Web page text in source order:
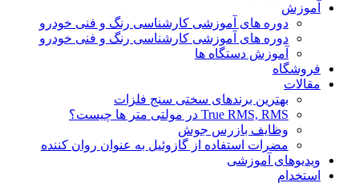
آموزش
دوره های آموزشی کارشناسی رنگ و فنی خودرو
دوره های آموزشی کارشناسی رنگ و فنی خودرو
آموزش دستگاه ها
فروشگاه
مقالات
بهترین برندهای سختی سنج فلزات
True RMS, RMS در مولتی متر ها چیست؟
وظایف بازرس جوش
مضرات استفاده از گازوئیل به عنوان روان کننده
ویدیوهای آموزشی
استخدام